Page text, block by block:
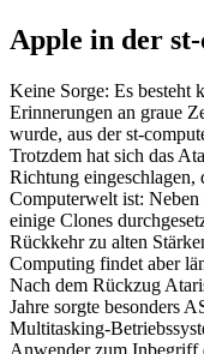
Apple in der
Keine Sorge: Es besteht
Erinnerungen an graue
wurde, aus der st-
Trotzdem hat sich das
Richtung
Computerwelt ist:
einige Clones
Rückkehr zu alten
Computing findet aber
Nach dem Rückzug
Jahre sorgte besonders
Multitasking-
Anwender zum Inbegriff